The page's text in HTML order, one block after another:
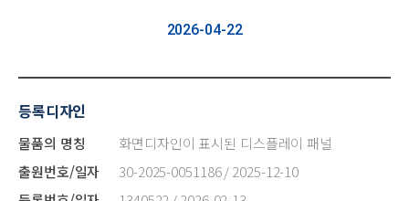
2026-04-22
등록디자인
물품의 명칭
화면디자인이 표시된 디스플레이 패널
출원번호/일자
30-2025-0051186 / 2025-12-10